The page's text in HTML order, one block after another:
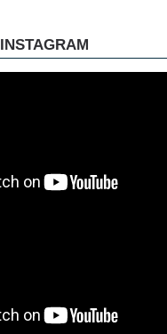
INSTAGRAM